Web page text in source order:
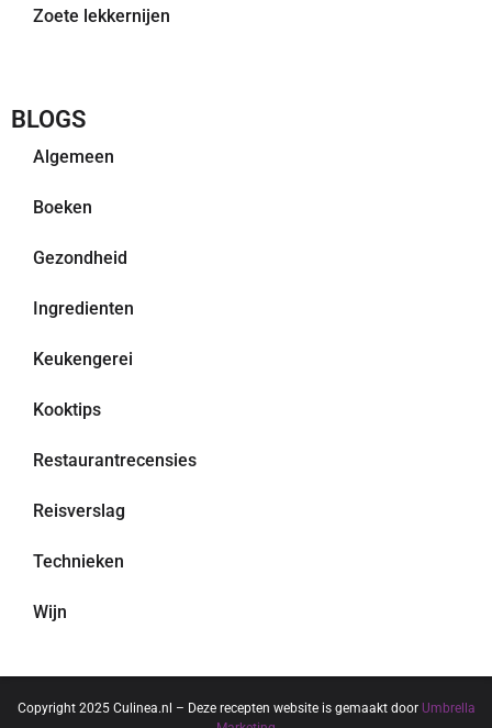
Zoete lekkernijen
BLOGS
Algemeen
Boeken
Gezondheid
Ingredienten
Keukengerei
Kooktips
Restaurantrecensies
Reisverslag
Technieken
Wijn
Copyright 2025 Culinea.nl – Deze recepten website is gemaakt door Umbrella